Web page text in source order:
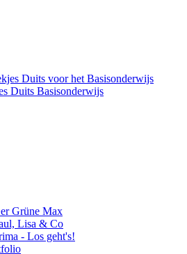
Duits voor het Basisonderwijs
Duits Basisonderwijs
Grüne Max
Lisa & Co
- Los geht's!